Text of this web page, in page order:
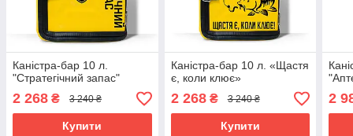
Каністра-бар 10 л.
"Стратегічний запас"
2 268 ₴ 3 240 ₴
Купити
Каністра-бар 10 л. «Щастя
є, коли клює»
2 268₴ 3 240 ₴
Купити
2